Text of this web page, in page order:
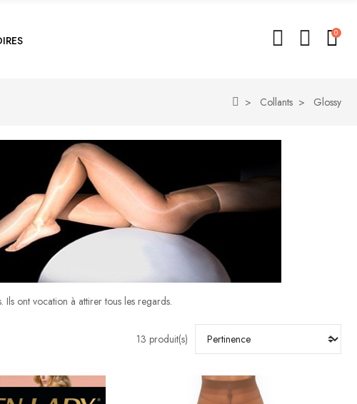
0
Collants Glossy
Ils ont vocation à attirer tous les regards.
13 produit(s)